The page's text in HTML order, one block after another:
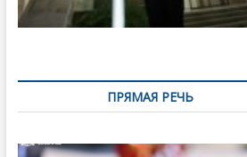
ПРЯМАЯ РЕЧЬ